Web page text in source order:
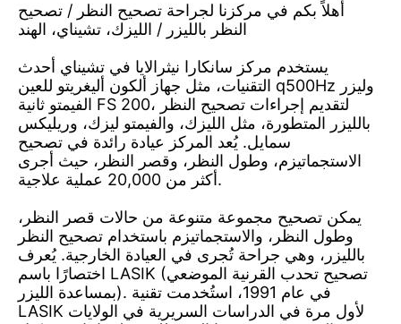
أهلاً بكم في مركزنا لجراحة تصحيح النظر / تصحيح
النظر بالليزر / الليزك، تشيناي، الهند
يستخدم مركز سانكارا نيثرالايا في تشيناي أحدث
التقنيات، مثل جهاز ألكون أليغريتو للعين q500Hz وليزر
الفيمتو ثانية FS 200، لتقديم إجراءات تصحيح النظر
بالليزر المتطورة، مثل الليزك، والفيمتو ليزك، وريليكس
سمايل. يُعد المركز عيادة رائدة في تصحيح
الاستجماتيزم، وطول النظر، وقصر النظر، حيث أجرى
أكثر من 20,000 عملية علاجية.
يمكن تصحيح مجموعة متنوعة من حالات قصر النظر،
وطول النظر، والاستجماتيزم باستخدام تصحيح النظر
بالليزر، وهي جراحة تُجرى في العيادة الخارجية. يُعرف
اختصارًا باسم LASIK (تصحيح تحدب القرنية الموضعي
بمساعدة الليزر). في عام 1991، استُخدمت تقنية
LASIK لأول مرة في الدراسات السريرية في الولايات